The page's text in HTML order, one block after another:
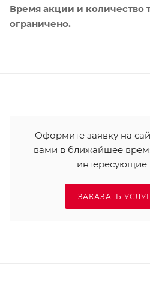
Время акции и количество
ограничено.
Оформите заявку на
вами в ближайшее
интересующие
ЗАКАЗАТЬ